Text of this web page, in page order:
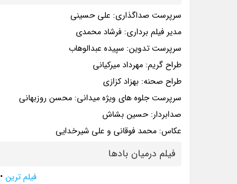
سرپرست صداگذاری: علی حسینی
مدیر فیلم برداری: فرشاد محمدی
سرپرست تدوین: سپیده عبدالوهاب
طراح گریم: مهرداد میرکیانی
طراح صحنه: بهزاد کزازی
سرپرست جلوه های ویژه میدانی: محسن روزبهانی
صدابردار: حسین بشاش
عکاس: محمد فوقانی و علی شیرخدایی
فیلم درمیان بادها
فیلم ترین•